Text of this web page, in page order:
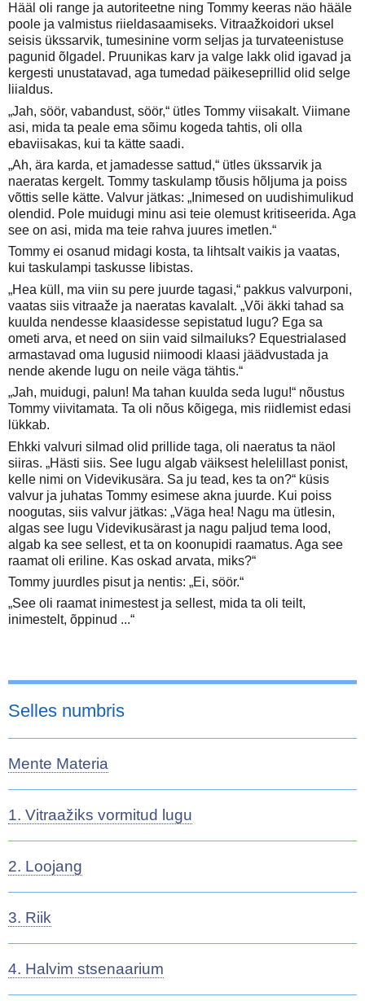
Hääl oli range ja autoriteetne ning Tommy keeras näo hääle
poole ja valmistus riieldasaamiseks. Vitraažkoidori uksel
seisis ükssarvik, tumesinine vorm seljas ja turvateenistuse
pagunid õlgadel. Pruunikas karv ja valge lakk olid igavad ja
kergesti unustatavad, aga tumedad päikeseprillid olid selge
liialdus.
„Jah, söör, vabandust, söör,“ ütles Tommy viisakalt. Viimane
asi, mida ta peale ema sõimu kogeda tahtis, oli olla
ebaviisakas, kui ta kätte saadi.
„Ah, ära karda, et jamadesse sattud,“ ütles ükssarvik ja
naeratas kergelt. Tommy taskulamp tõusis hõljuma ja poiss
võttis selle kätte. Valvur jätkas: „Inimesed on uudishimulikud
olendid. Pole muidugi minu asi teie olemust kritiseerida. Aga
see on asi, mida ma teie rahva juures imetlen.“
Tommy ei osanud midagi kosta, ta lihtsalt vaikis ja vaatas,
kui taskulampi taskusse libistas.
„Hea küll, ma viin su pere juurde tagasi,“ pakkus valvurponi,
vaatas siis vitraaže ja naeratas kavalalt. „Või äkki tahad sa
kuulda nendesse klaasidesse sepistatud lugu? Ega sa
ometi arva, et need on siin vaid silmailuks? Equestrialased
armastavad oma lugusid niimoodi klaasi jäädvustada ja
nende akende lugu on neile väga tähtis.“
„Jah, muidugi, palun! Ma tahan kuulda seda lugu!“ nõustus
Tommy viivitamata. Ta oli nõus kõigega, mis riidlemist edasi
lükkab.
Ehkki valvuri silmad olid prillide taga, oli naeratus ta näol
siiras. „Hästi siis. See lugu algab väiksest helelillast ponist,
kelle nimi on Videvikusära. Sa ju tead, kes ta on?“ küsis
valvur ja juhatas Tommy esimese akna juurde. Kui poiss
noogutas, siis valvur jätkas: „Väga hea! Nagu ma ütlesin,
algas see lugu Videvikusärast ja nagu paljud tema lood,
algab ka see sellest, et ta on koonupidi raamatus. Aga see
raamat oli eriline. Kas oskad arvata, miks?“
Tommy juurdles pisut ja nentis: „Ei, söör.“
„See oli raamat inimestest ja sellest, mida ta oli teilt,
inimestelt, õppinud ...“
Selles numbris
Mente Materia
1. Vitraažiks vormitud lugu
2. Loojang
3. Riik
4. Halvim stsenaarium